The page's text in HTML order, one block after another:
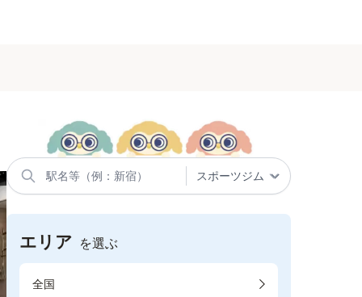
エリア を選ぶ
全国